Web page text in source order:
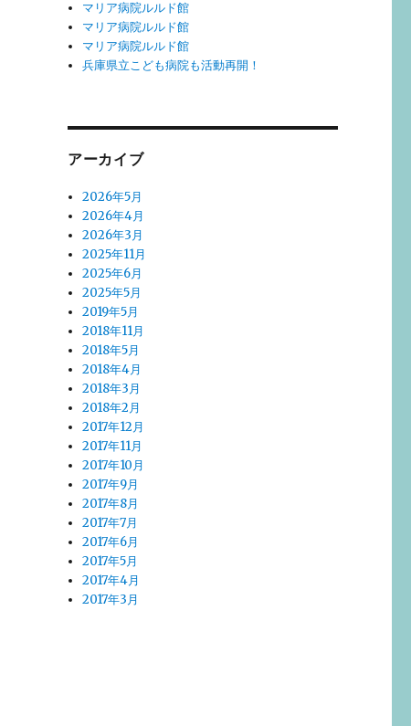
マリア病院ルルド館
マリア病院ルルド館
マリア病院ルルド館
兵庫県立こども病院も活動再開！
アーカイブ
2026年5月
2026年4月
2026年3月
2025年11月
2025年6月
2025年5月
2019年5月
2018年11月
2018年5月
2018年4月
2018年3月
2018年2月
2017年12月
2017年11月
2017年10月
2017年9月
2017年8月
2017年7月
2017年6月
2017年5月
2017年4月
2017年3月